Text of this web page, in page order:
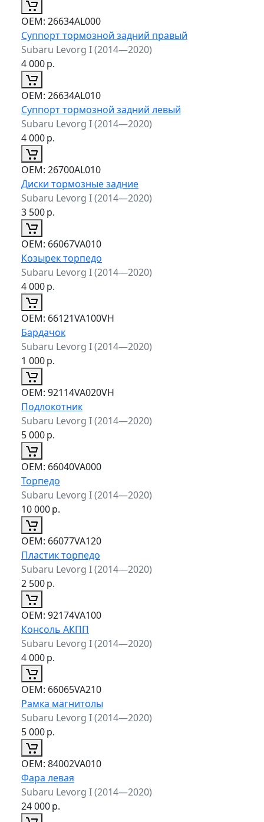
ОЕМ: 26634AL000
Суппорт тормозной задний правый
Subaru Levorg I (2014—2020)
4 000р.
ОЕМ: 26634AL010
Суппорт тормозной задний левый
Subaru Levorg I (2014—2020)
4 000р.
ОЕМ: 26700AL010
Диски тормозные задние
Subaru Levorg I (2014—2020)
3 500р.
ОЕМ: 66067VA010
Козырек торпедо
Subaru Levorg I (2014—2020)
4 000р.
ОЕМ: 66121VA100VH
Бардачок
Subaru Levorg I (2014—2020)
1 000р.
ОЕМ: 92114VA020VH
Подлокотник
Subaru Levorg I (2014—2020)
5 000р.
ОЕМ: 66040VA000
Торпедо
Subaru Levorg I (2014—2020)
10 000р.
ОЕМ: 66077VA120
Пластик торпедо
Subaru Levorg I (2014—2020)
2 500р.
ОЕМ: 92174VA100
Консоль АКПП
Subaru Levorg I (2014—2020)
4 000р.
ОЕМ: 66065VA210
Рамка магнитолы
Subaru Levorg I (2014—2020)
5 000р.
ОЕМ: 84002VA010
Фара левая
Subaru Levorg I (2014—2020)
24 000р.